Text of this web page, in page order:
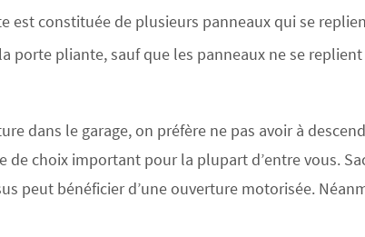
est constituée de plusieurs panneaux qui se
porte pliante, sauf que les panneaux ne se
dans le garage, on préfère ne pas avoir à
de choix important pour la plupart d’entre vous.
peut bénéficier d’une ouverture motorisée.